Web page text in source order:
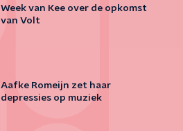
Week van Kee over de opkomst
van Volt
Aafke Romeijn zet haar
depressies op muziek